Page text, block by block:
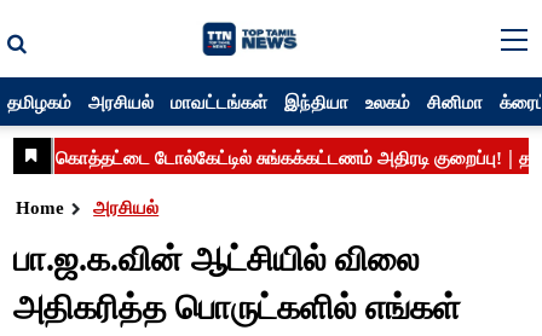
தமிழகம் அரசியல் மாவட்டங்கள் இந்தியா உலகம் சினிமா
Home அரசியல்
பா.ஜ.க.வின் ஆட்சியில் விலை
அதிகரித்த பொருட்களில் எங்கள்